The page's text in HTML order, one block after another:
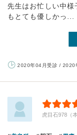
先生はお忙しい中様
もとても優しかっ...
2020年04月受診 / 2020
虎目石978（